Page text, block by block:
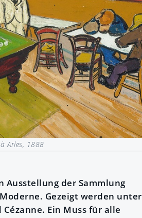
Arles, 1888
Ausstellung der Sammlung
Gezeigt werden unter
Ein Muss für alle